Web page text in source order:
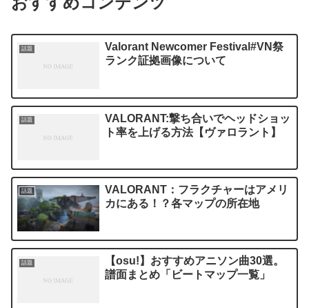
話題
Valorant Newcomer Festival#VN祭
ランク証拠画像について
話題
VALORANT:撃ち合いでヘッドショッ
ト率を上げる方法【ヴァロラント】
話題
VALORANT：フラクチャーはアメリ
カにある！？各マップの所在地
話題
【osu!】おすすめアニソン曲30選。
譜面まとめ「ビートマップ一覧」